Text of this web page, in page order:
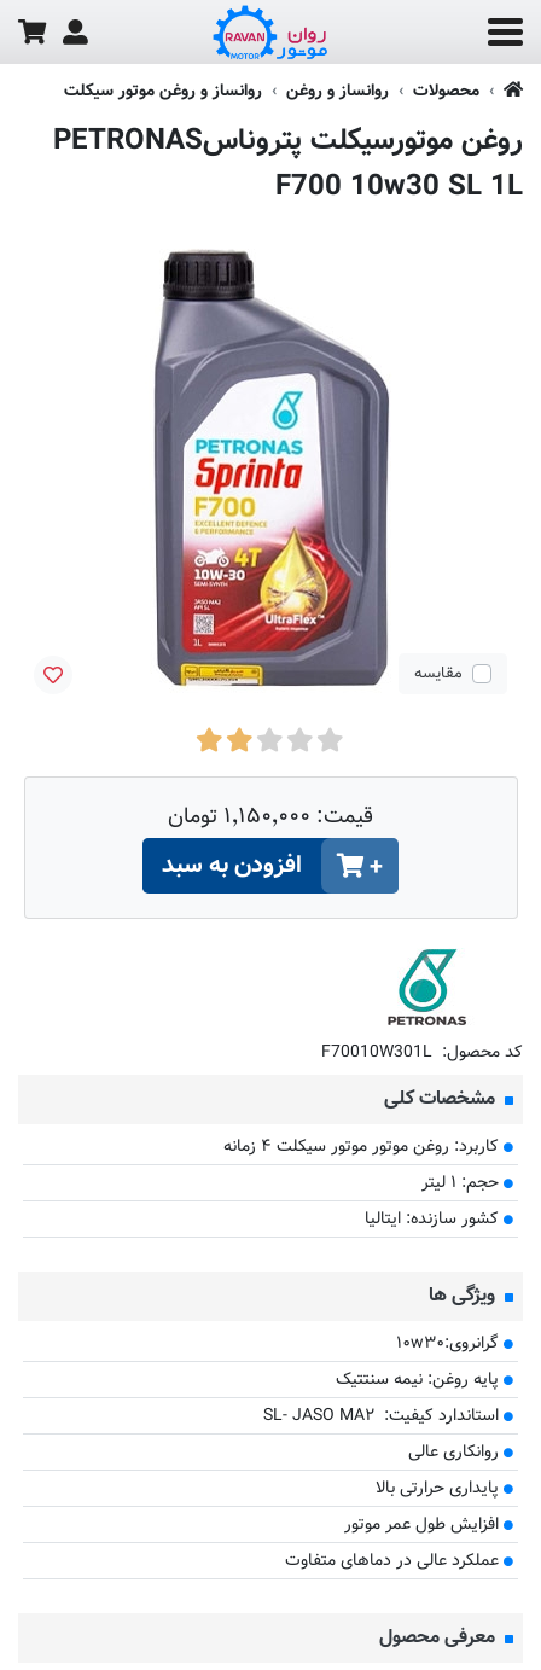
محصولات روانساز و روغن روانساز و روغن موتور سیکلت
روغن موتورسیکلت پتروناسPETRONAS
F700 10w30 SL 1L
مقایسه
قیمت: ۱٬۱۵۰٬۰۰۰ تومان
+ افزودن به سبد
کد محصول: F70010W301L
مشخصات کلی
کاربرد: روغن موتور موتور سیکلت ۴ زمانه
حجم: ۱ لیتر
کشور سازنده: ایتالیا
ویژگی ها
گرانروی:۱۰w۳۰
پایه روغن: نیمه سنتتیک
استاندارد کیفیت: SL- JASO MA۲
روانکاری عالی
پایداری حرارتی بالا
افزایش طول عمر موتور
عملکرد عالی در دماهای متفاوت
معرفی محصول